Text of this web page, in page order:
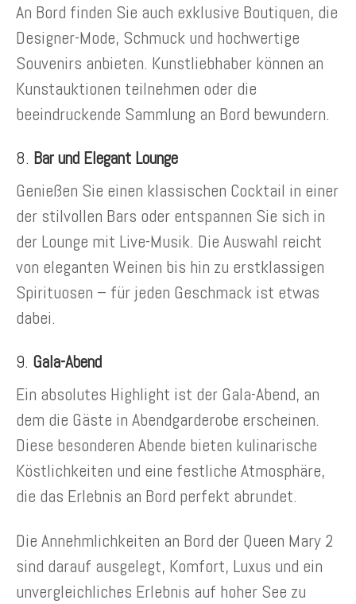
An Bord finden Sie auch exklusive Boutiquen, die
Designer-Mode, Schmuck und hochwertige
Souvenirs anbieten. Kunstliebhaber können an
Kunstauktionen teilnehmen oder die
beeindruckende Sammlung an Bord bewundern.
8. Bar und Elegant Lounge
Genießen Sie einen klassischen Cocktail in einer
der stilvollen Bars oder entspannen Sie sich in
der Lounge mit Live-Musik. Die Auswahl reicht
von eleganten Weinen bis hin zu erstklassigen
Spirituosen – für jeden Geschmack ist etwas
dabei.
9. Gala-Abend
Ein absolutes Highlight ist der Gala-Abend, an
dem die Gäste in Abendgarderobe erscheinen.
Diese besonderen Abende bieten kulinarische
Köstlichkeiten und eine festliche Atmosphäre,
die das Erlebnis an Bord perfekt abrundet.
Die Annehmlichkeiten an Bord der Queen Mary 2
sind darauf ausgelegt, Komfort, Luxus und ein
unvergleichliches Erlebnis auf hoher See zu